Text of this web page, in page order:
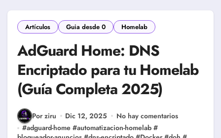
Artículos Guia desde 0 Homelab
AdGuard Home: DNS
Encriptado para tu Homelab
(Guía Completa 2025)
Por ziru Dic 12, 2025
No hay comentarios
#adguard-home #automatizacion-homelab #